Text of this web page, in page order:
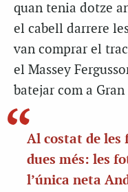
quan tenia dotze
el cabell darrere
van comprar el
el Massey
batejar com a
Al costat de les
dues més: les
l’única neta